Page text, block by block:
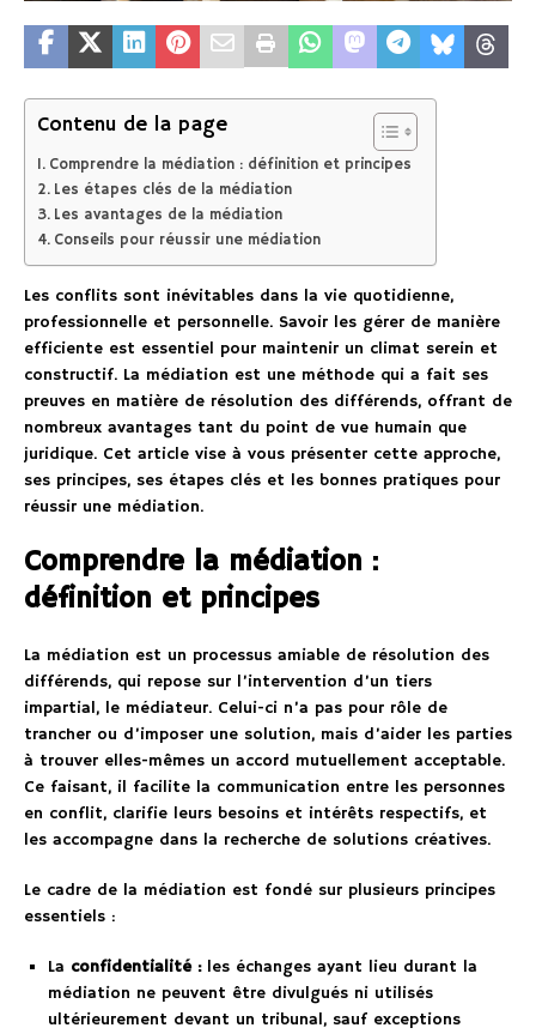
Contenu de la page
Comprendre la médiation : définition et principes
Les étapes clés de la médiation
Les avantages de la médiation
Conseils pour réussir une médiation
Les conflits sont inévitables dans la vie quotidienne,
professionnelle et personnelle. Savoir les gérer de manière
efficiente est essentiel pour maintenir un climat serein et
constructif. La médiation est une méthode qui a fait ses
preuves en matière de résolution des différends, offrant de
nombreux avantages tant du point de vue humain que
juridique. Cet article vise à vous présenter cette approche,
ses principes, ses étapes clés et les bonnes pratiques pour
réussir une médiation.
Comprendre la médiation :
définition et principes
La médiation est un processus amiable de résolution des
différends, qui repose sur l’intervention d’un tiers
impartial, le médiateur. Celui-ci n’a pas pour rôle de
trancher ou d’imposer une solution, mais d’aider les parties
à trouver elles-mêmes un accord mutuellement acceptable.
Ce faisant, il facilite la communication entre les personnes
en conflit, clarifie leurs besoins et intérêts respectifs, et
les accompagne dans la recherche de solutions créatives.
Le cadre de la médiation est fondé sur plusieurs principes
essentiels :
La confidentialité :les échanges ayant lieu durant la
médiation ne peuvent être divulgués ni utilisés
ultérieurement devant un tribunal, sauf exceptions